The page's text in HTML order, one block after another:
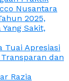
Nusantara
2025,
Sakit,
Tuai Apresiasi
dan
Razia